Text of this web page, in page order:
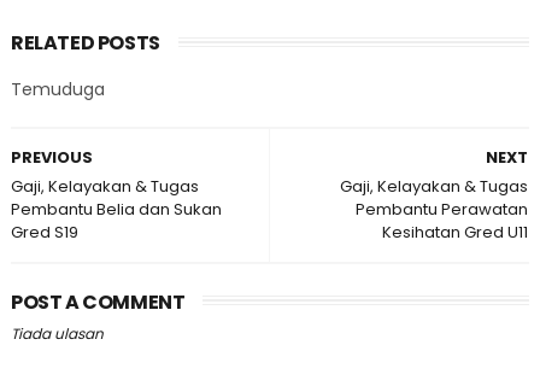
RELATED POSTS
Temuduga
NEXT
Gaji, Kelayakan & Tugas
Pembantu Perawatan
Kesihatan Gred U11
PREVIOUS
Gaji, Kelayakan & Tugas
Pembantu Belia dan Sukan
Gred S19
POST A COMMENT
Tiada ulasan